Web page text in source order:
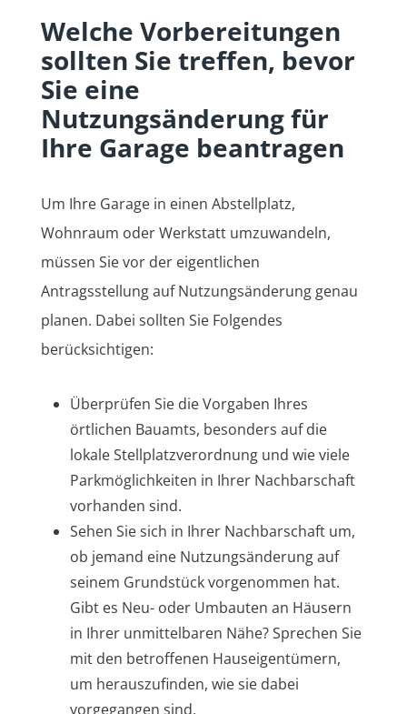
Welche Vorbereitungen
sollten Sie treffen, bevor
Sie eine
Nutzungsänderung für
Ihre Garage beantragen
Um Ihre Garage in einen Abstellplatz,
Wohnraum oder Werkstatt umzuwandeln,
müssen Sie vor der eigentlichen
Antragsstellung auf Nutzungsänderung genau
planen. Dabei sollten Sie Folgendes
berücksichtigen:
Überprüfen Sie die Vorgaben Ihres
örtlichen Bauamts, besonders auf die
lokale Stellplatzverordnung und wie viele
Parkmöglichkeiten in Ihrer Nachbarschaft
vorhanden sind.
Sehen Sie sich in Ihrer Nachbarschaft um,
ob jemand eine Nutzungsänderung auf
seinem Grundstück vorgenommen hat.
Gibt es Neu- oder Umbauten an Häusern
in Ihrer unmittelbaren Nähe? Sprechen Sie
mit den betroffenen Hauseigentümern,
um herauszufinden, wie sie dabei
vorgegangen sind.